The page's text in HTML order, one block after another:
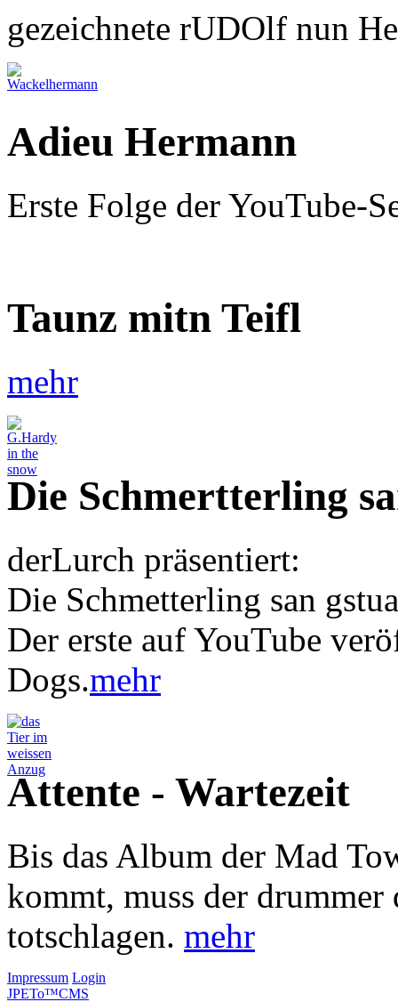
gezeichnete rUDOlf nun
Adieu Hermann
Erste Folge der YouTube-
Taunz mitn Teifl
mehr
Die Schmertterling
derLurch präsentiert:
Die Schmetterling san
Der erste auf YouTube
Dogs.mehr
Attente - Wartezeit
Bis das Album der Mad
kommt, muss der
totschlagen. mehr
Impressum Login
JPETo™CMS